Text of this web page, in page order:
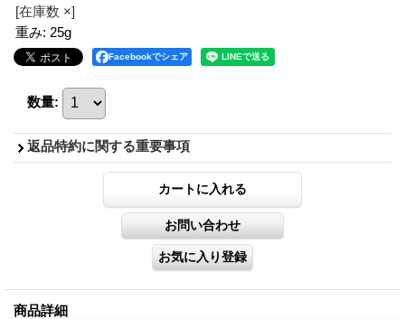
[在庫数 ×]
重み: 25g
Facebookでシェア
数量:
返品特約に関する重要事項
商品詳細